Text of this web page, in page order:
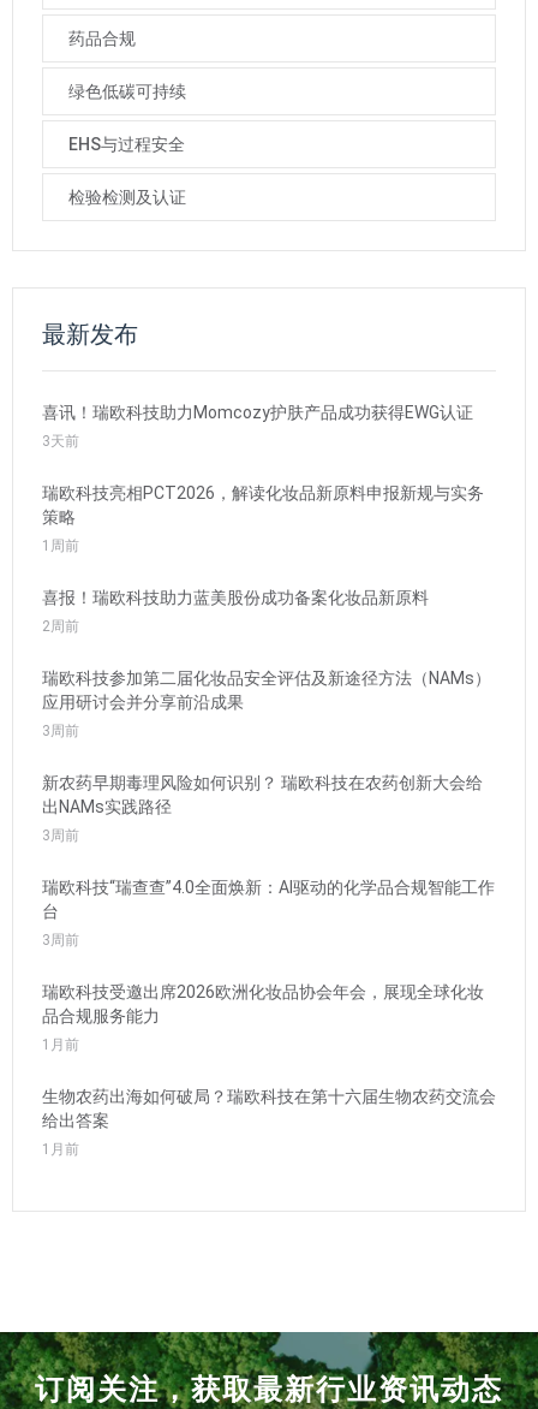
药品合规
绿色低碳可持续
EHS与过程安全
检验检测及认证
最新发布
喜讯！瑞欧科技助力Momcozy护肤产品成功获得EWG认证
3天前
瑞欧科技亮相PCT2026，解读化妆品新原料申报新规与实务
策略
1周前
喜报！瑞欧科技助力蓝美股份成功备案化妆品新原料
2周前
瑞欧科技参加第二届化妆品安全评估及新途径方法（NAMs）
应用研讨会并分享前沿成果
3周前
新农药早期毒理风险如何识别？ 瑞欧科技在农药创新大会给
出NAMs实践路径
3周前
瑞欧科技“瑞查查”4.0全面焕新：AI驱动的化学品合规智能工作
台
3周前
瑞欧科技受邀出席2026欧洲化妆品协会年会，展现全球化妆
品合规服务能力
1月前
生物农药出海如何破局？瑞欧科技在第十六届生物农药交流会
给出答案
1月前
订阅关注，获取最新行业资讯动态